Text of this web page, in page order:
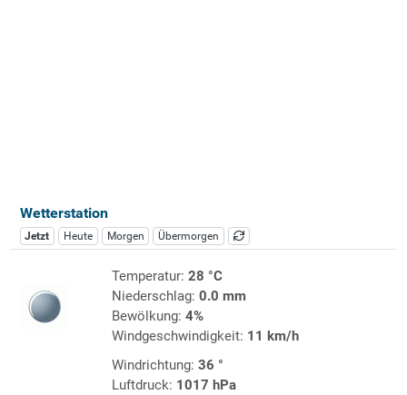
Wetterstation
Jetzt Heute Morgen Übermorgen
Temperatur: 28 °C
Niederschlag: 0.0 mm
Bewölkung: 4%
Windgeschwindigkeit: 11 km/h
Windrichtung: 36 °
Luftdruck: 1017 hPa